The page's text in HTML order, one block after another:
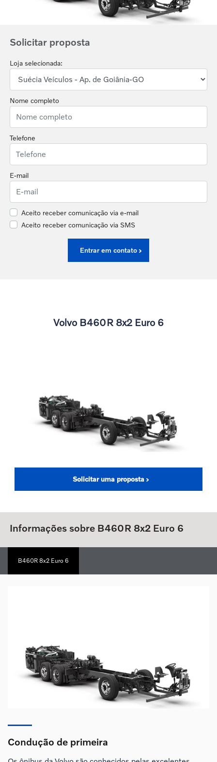
Solicitar proposta
Loja selecionada:
Nome completo
Telefone
E-mail
Aceito receber comunicação via e-mail
Aceito receber comunicação via SMS
Entrar em contato
Volvo B460R 8x2 Euro 6
Solicitar uma proposta
Informações sobre B460R 8x2 Euro 6
B460R 8x2 Euro 6
Condução de primeira